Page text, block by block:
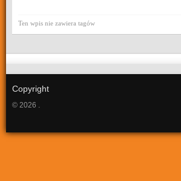
Ten wpis nie zawiera tagów
Copyright
© 2026 .